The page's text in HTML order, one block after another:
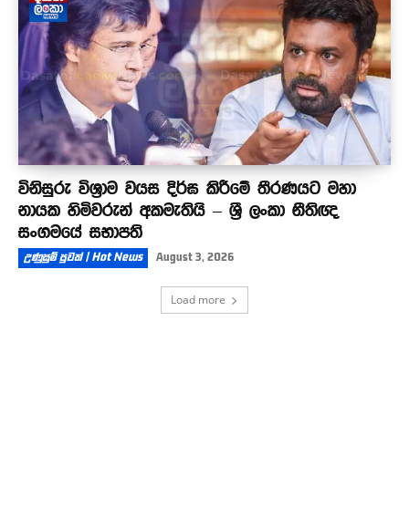
විනිසුරු විශ්‍රාම වයස දිර්ඝ කිරීමේ තීරණයට මහා
නායක හිමිවරුන් අකමැතියි – ශ්‍රී ලංකා නීතිඥ
සංගමයේ සභාපති
උණුසුම් පුවත් | Hot News August 3, 2026
Load more